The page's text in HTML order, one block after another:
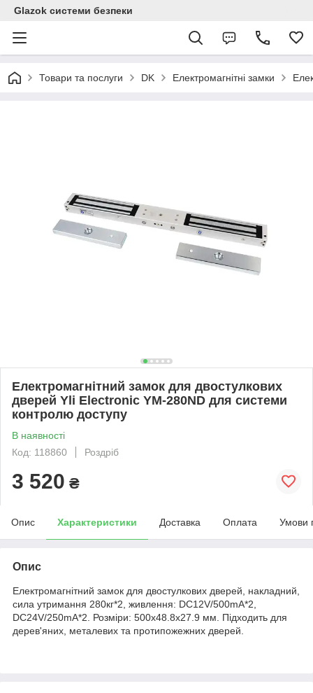
Glazok системи безпеки
Товари та послуги DK Електромагнітні замки
Електромагнітний замок для двостулкових
дверей Yli Electronic YM-280ND для системи
контролю доступу
В наявності
Код: 118860
Роздріб
3 520 ₴
Опис Характеристики Доставка Оплата Умови
Опис
Електромагнітний замок для двостулкових дверей, накладний,
сила утримання 280кг*2, живлення: DC12V/500mA*2,
DC24V/250mA*2. Розміри: 500х48.8х27.9 мм. Підходить для
дерев'яних, металевих та протипожежних дверей.